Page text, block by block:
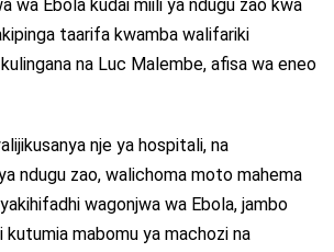
wa Ebola kudai miili ya ndugu zao kwa
taarifa kwamba walifariki
na Luc Malembe, afisa wa eneo
nje ya hospitali, na
ndugu zao, walichoma moto mahema
wagonjwa wa Ebola, jambo
kutumia mabomu ya machozi na